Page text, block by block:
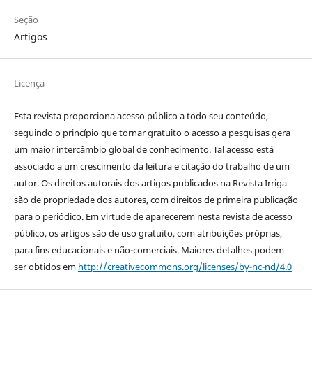
Seção
Artigos
Licença
Esta revista proporciona acesso público a todo seu conteúdo,
seguindo o princípio que tornar gratuito o acesso a pesquisas gera
um maior intercâmbio global de conhecimento. Tal acesso está
associado a um crescimento da leitura e citação do trabalho de um
autor. Os direitos autorais dos artigos publicados na Revista Irriga
são de propriedade dos autores, com direitos de primeira publicação
para o periódico. Em virtude de aparecerem nesta revista de acesso
público, os artigos são de uso gratuito, com atribuições próprias,
para fins educacionais e não-comerciais. Maiores detalhes podem
ser obtidos em http://creativecommons.org/licenses/by-nc-nd/4.0